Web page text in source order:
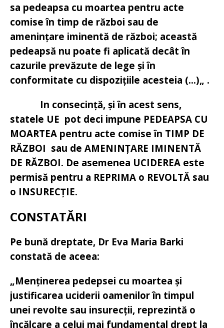
sa pedeapsa cu moartea pentru acte
comise în timp de război sau de
amenințare iminentă de război; această
pedeapsă nu poate fi aplicată decât în
cazurile prevăzute de lege și în
conformitate cu dispozițiile acesteia (…)„ .
In consecință, și în acest sens,
statele UE pot deci impune PEDEAPSA CU
MOARTEA pentru acte comise în TIMP DE
RĂZBOI sau de AMENINȚARE IMINENTĂ
DE RĂZBOI. De asemenea UCIDEREA este
permisă pentru a REPRIMA o REVOLTĂ sau
o INSURECȚIE.
CONSTATĂRI
Pe bună dreptate, Dr Eva Maria Barki
constată de aceea:
„Menținerea pedepsei cu moartea și
justificarea uciderii oamenilor în timpul
unei revolte sau insurecții, reprezintă o
încălcare a celui mai fundamental drept la